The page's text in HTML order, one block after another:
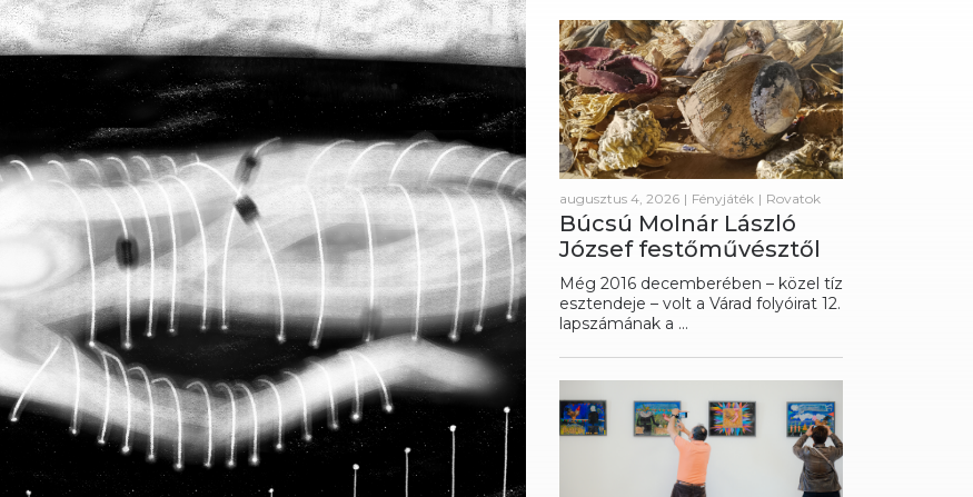
augusztus 4, 2026 | Fényjáték | Rovatok
Búcsú Molnár László
József festőművésztől
Még 2016 decemberében – közel tíz
esztendeje – volt a Várad folyóirat 12.
lapszámának a ...